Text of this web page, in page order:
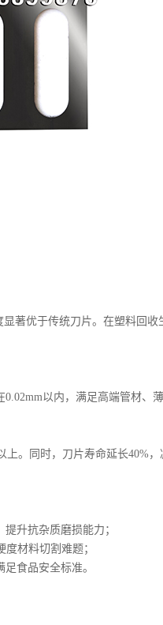
著优于传统刀片。在塑料回
以内，满足高端管材、
。同时，刀片寿命延长40%
升抗杂质磨损能力；
材料切割难题；
食品安全标准。